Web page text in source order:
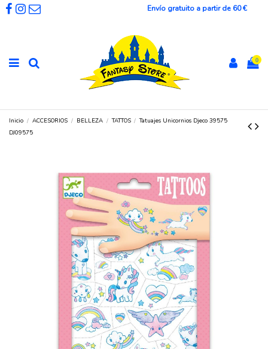
Envío gratuito a partir de 60 €
0
Inicio ACCESORIOS BELLEZA TATTOS
Tatuajes Unicornios Djeco 39575
DJ09575